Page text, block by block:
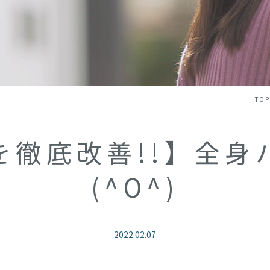
TOP
徹底改善!!】全身
(^O^)
2022.02.07